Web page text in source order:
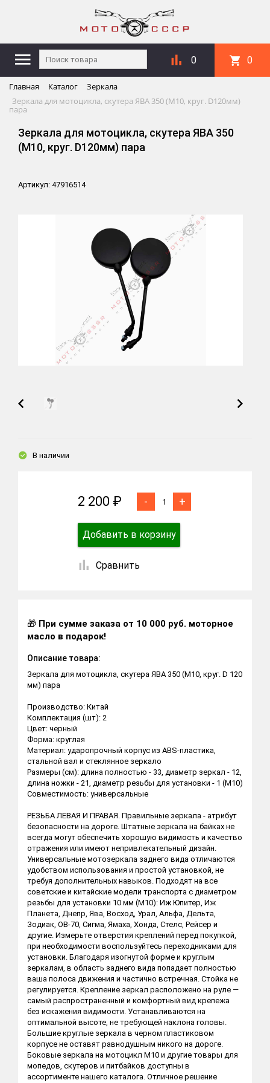
0 0
Главная Каталог
Зеркала
Зеркала для мотоцикла, скутера ЯВА 350 (M10, круг. D120мм)
пара
Зеркала для мотоцикла, скутера ЯВА 350
(M10, круг. D120мм) пара
Артикул: 47916514
В наличии
2 200 ₽ - +
Добавить в корзину
Сравнить
🎁 При сумме заказа от 10 000 руб. моторное
масло в подарок!
Описание товара:
Зеркала для мотоцикла, скутера ЯВА 350 (M10, круг. D 120
мм) пара
Производство: Китай
Комплектация (шт): 2
Цвет: черный
Форма: круглая
Материал: ударопрочный корпус из АBS-пластика,
стальной вал и стеклянное зеркало
Размеры (см): длина полностью - 33, диаметр зеркал - 12,
длина ножки - 21, диаметр резьбы для установки - 1 (М10)
Совместимость: универсальные
РЕЗЬБА ЛЕВАЯ И ПРАВАЯ. Правильные зеркала - атрибут
безопасности на дороге. Штатные зеркала на байках не
всегда могут обеспечить хорошую видимость и качество
отражения или имеют непривлекательный дизайн.
Универсальные мотозеркала заднего вида отличаются
удобством использования и простой установкой, не
требуя дополнительных навыков. Подходят на все
советские и китайские модели транспорта с диаметром
резьбы для установки 10 мм (М10): Иж Юпитер, Иж
Планета, Днепр, Ява, Восход, Урал, Альфа, Дельта,
Зодиак, ОВ-70, Сигма, Ямаха, Хонда, Стелс, Рейсер и
другие. Измерьте отверстия креплений перед покупкой,
при необходимости воспользуйтесь переходниками для
установки. Благодаря изогнутой форме и круглым
зеркалам, в область заднего вида попадает полностью
ваша полоса движения и частично встречная. Стойка не
регулируется. Крепление зеркал расположено на руле —
самый распространенный и комфортный вид крепежа
без искажения видимости. Устанавливаются на
оптимальной высоте, не требующей наклона головы.
Большие круглые зеркала в черном пластиковом
корпусе не оставят равнодушным никого на дороге.
Боковые зеркала на мотоцикл М10 и другие товары для
мопедов, скутеров и питбайков доступны в
ассортименте нашего каталога. Отличное решение